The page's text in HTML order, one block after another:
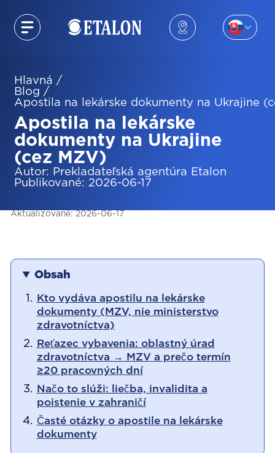
Hlavná /
Blog /
Apostila na lekárske dokumenty na Ukrajine
Apostila na lekárske
dokumenty na Ukrajine
(cez MZV)
Autor:
Prekladateľská agentúra Etalon
Publikované: 2026-06-17
Aktualizované: 2026-06-17
Obsah
Kto vydáva apostilu na lekárske
dokumenty (MZV, nie ministerstvo
zdravotníctva)
Reťazec vybavenia: oblastný úrad
zdravotníctva → MZV a prečo termín
≥20 pracovných dní
Načo to slúži: liečba, invalidita a
poistenie v zahraničí
Časté otázky o apostile na lekárske
dokumenty